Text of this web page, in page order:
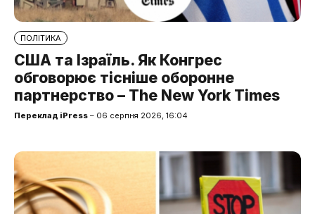
ПОЛІТИКА
США та Ізраїль. Як Конгрес
обговорює тісніше оборонне
партнерство – The New York Times
Переклад iPress – 06 серпня 2026, 16:04